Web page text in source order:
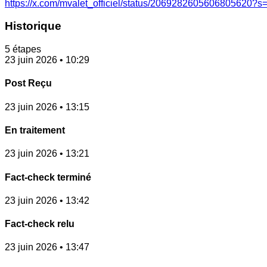
https://x.com/mvalet_officiel/status/
Historique
5 étapes
23 juin 2026 • 10:29
Post Reçu
23 juin 2026 • 13:15
En traitement
23 juin 2026 • 13:21
Fact-check terminé
23 juin 2026 • 13:42
Fact-check relu
23 juin 2026 • 13:47